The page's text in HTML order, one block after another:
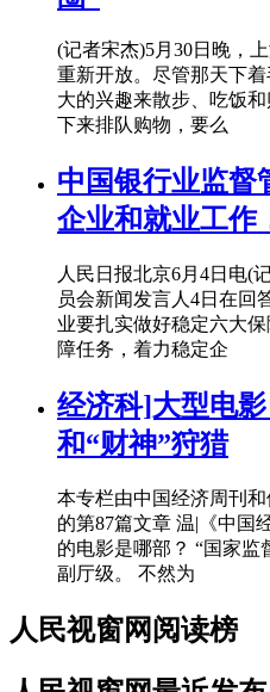
(记者宋杰)5月30日晚，
重新开放。尽管那天下
大的兴趣来散步、吃饭
下来排队购物，要么
中国银行业监督
企业和就业工作
人民日报北京6月4日电(
员会新闻发言人4日在回
业要扎实做好稳定六大
障任务，着力稳定企
经济科]大型电
和“财神”狩猎
本专栏由中国经济周刊
的第87篇文章 温|《中国
的电影是哪部？ “国家监
副厅级。 不然为
人民视窗网阅读榜